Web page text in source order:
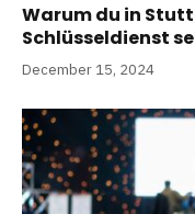
Warum du in
Schlüsseldienst
December 15, 2024